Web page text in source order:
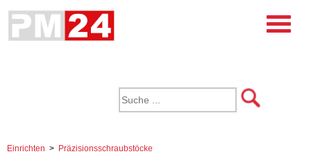
Einrichten > Präzisionsschraubstöcke